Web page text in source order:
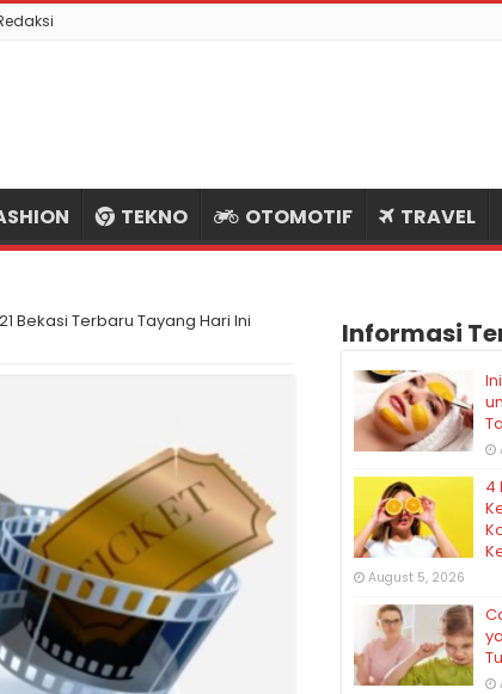
TEKNO OTOMOTIF TRAVEL
Bekasi Terbaru Tayang Hari Ini
Informasi
4
August 5, 2026